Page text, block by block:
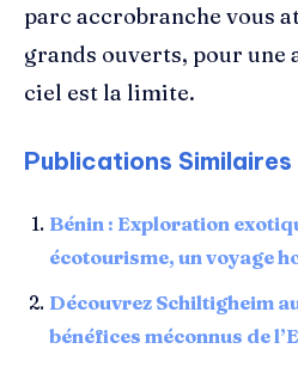
parc accrobranche vous
grands ouverts, pour une
ciel est la limite.
Publications Similaires
Bénin : Exploration
écotourisme, un voyage
Découvrez Schiltigheim
bénéfices méconnus de